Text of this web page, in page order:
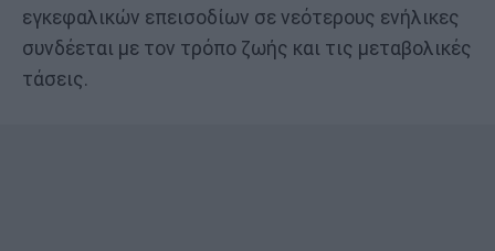
εγκεφαλικών επεισοδίων σε νεότερους ενήλικες
συνδέεται με τον τρόπο ζωής και τις μεταβολικές
τάσεις.